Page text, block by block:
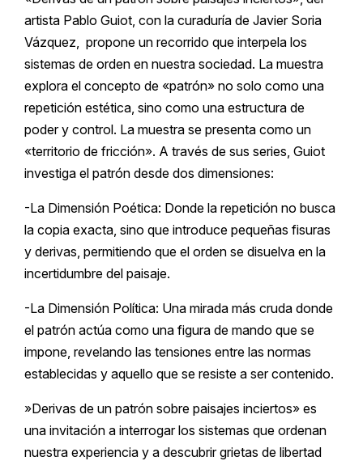
artista Pablo Guiot, con la curaduría de Javier Soria
Vázquez, propone un recorrido que interpela los
sistemas de orden en nuestra sociedad. La muestra
explora el concepto de «patrón» no solo como una
repetición estética, sino como una estructura de
poder y control. La muestra se presenta como un
«territorio de fricción». A través de sus series, Guiot
investiga el patrón desde dos dimensiones:
-La Dimensión Poética: Donde la repetición no busca
la copia exacta, sino que introduce pequeñas fisuras
y derivas, permitiendo que el orden se disuelva en la
incertidumbre del paisaje.
​-La Dimensión Política: Una mirada más cruda donde
el patrón actúa como una figura de mando que se
impone, revelando las tensiones entre las normas
establecidas y aquello que se resiste a ser contenido.
​»Derivas de un patrón sobre paisajes inciertos» es
una invitación a interrogar los sistemas que ordenan
nuestra experiencia y a descubrir grietas de libertad